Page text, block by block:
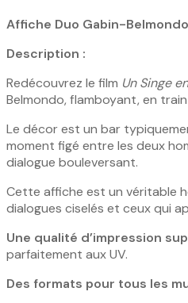
Affiche Duo Gabin-Belmondo
Description :
Redécouvrez le film Un Singe
Belmondo, flamboyant, en
Le décor est un bar
moment figé entre les deux
dialogue bouleversant.
Cette affiche est un véritable
dialogues ciselés et ceux qui
Une qualité d’impression
parfaitement aux UV.
Des formats pour tous les